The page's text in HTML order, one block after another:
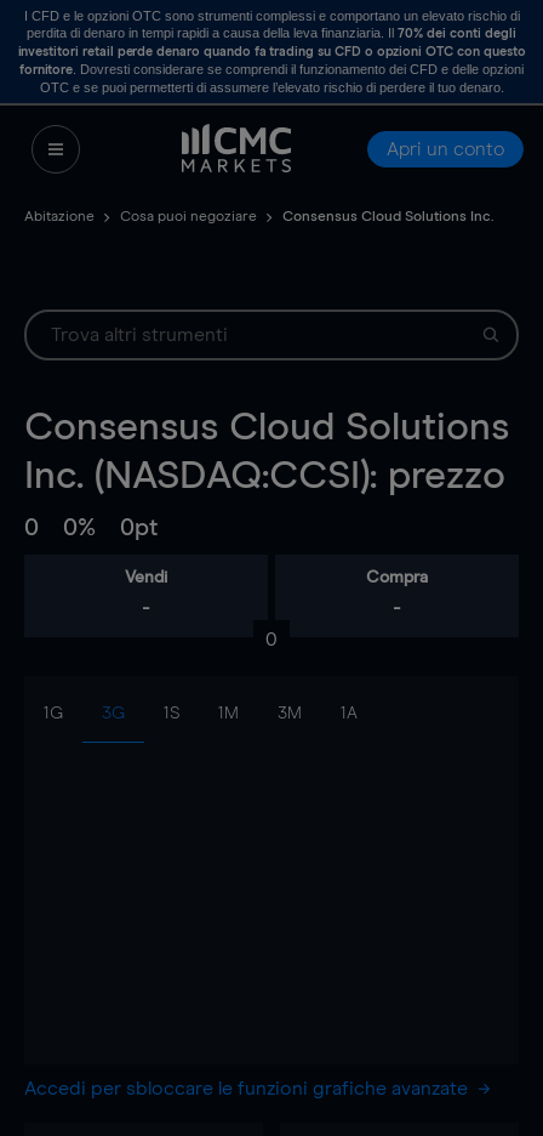
I CFD e le opzioni OTC sono strumenti complessi e comportano un elevato rischio di
perdita di denaro in tempi rapidi a causa della leva finanziaria. Il70% dei conti degli
investitori retail perde denaro quando fa trading su CFD o opzioni OTC con questo
fornitore . Dovresti considerare se comprendi il funzionamento dei CFD e delle opzioni
OTC e se puoi permetterti di assumere l’elevato rischio di perdere il tuo denaro.
Apri un conto
Abitazione Cosa puoi negoziare Consensus Cloud Solutions Inc.
Consensus Cloud Solutions
Inc. (NASDAQ:CCSI): prezzo
0 0% 0pt
Vendi
-
Compra
-
0
1G 3G 1S 1M 3M 1A
Accedi per sbloccare le funzioni grafiche avanzate